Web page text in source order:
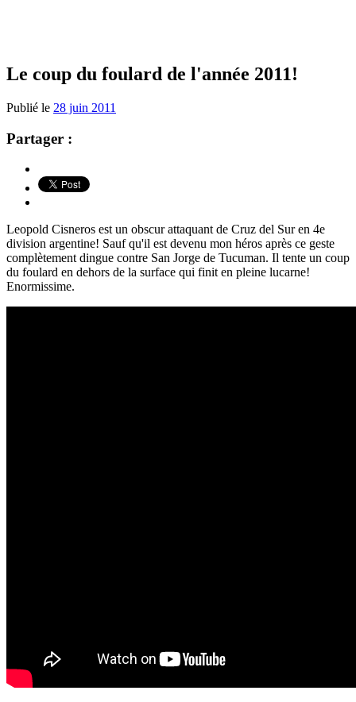
Le coup du foulard de l'année 2011!
Publié le 28 juin 2011
Partager :
Leopold Cisneros est un obscur attaquant de Cruz del Sur en 4e
division argentine! Sauf qu'il est devenu mon héros après ce geste
complètement dingue contre San Jorge de Tucuman. Il tente un coup
du foulard en dehors de la surface qui finit en pleine lucarne!
Enormissime.